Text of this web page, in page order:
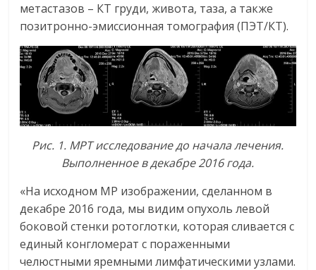
метастазов – КТ груди, живота, таза, а также
позитронно-эмиссионная томография (ПЭТ/КТ).
Рис. 1. МРТ исследование до начала лечения.
Выполненное в декабре 2016 года.
«На исходном МР изображении, сделанном в
декабре 2016 года, мы видим опухоль левой
боковой стенки ротоглотки, которая сливается с
единый конгломерат с пораженными
челюстными яремными лимфатическими узлами.